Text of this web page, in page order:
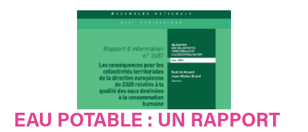
EAU POTABLE : UN RAPPORT